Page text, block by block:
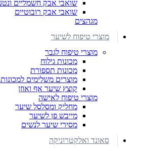
שואבי אבק חשמליים
שואבי אבק רובוטיים
מגהצים
מוצרי טיפוח לשיער
מוצרי טיפוח לגבר
מכונות גילוח
מכונות תספורת
מוצרים משלימים
קוצץ שיער אף ואוזן
מוצרי טיפוח לאישה
מחליק ומסלסל שיער
מייבש פן לשיער
מסירי שיער לנשים
סאונד ואלקטרוניקה